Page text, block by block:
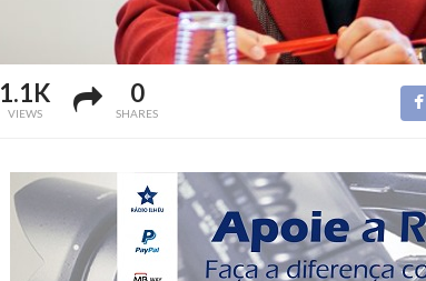
1.1K
VIEWS
0
SHARES